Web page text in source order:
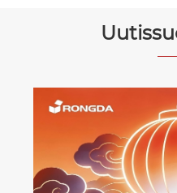
Rongda kutsuu
osallistumaan
tapahtumaan!
Katso lisää >>